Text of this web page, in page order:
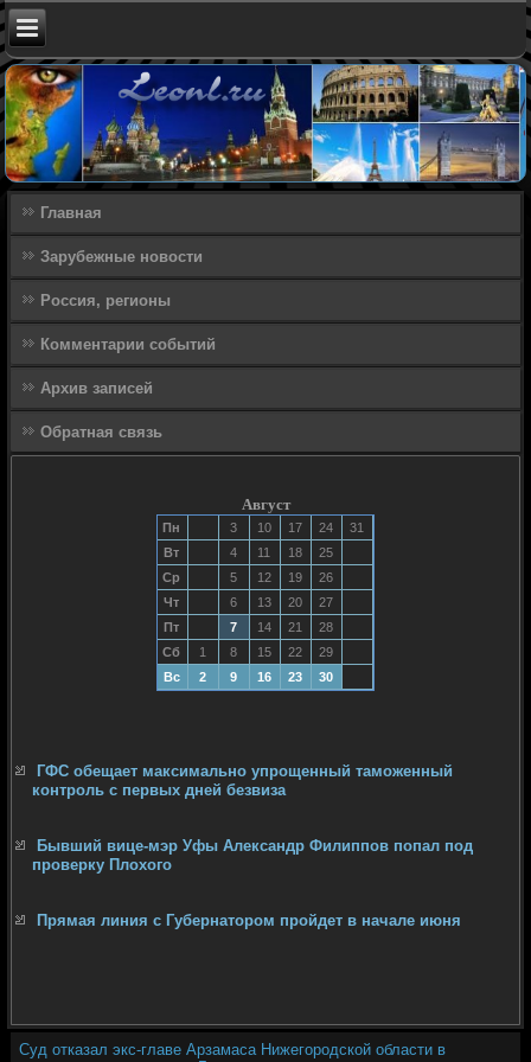
Главная
Зарубежные новости
Россия, регионы
Комментарии событий
Архив записей
Обратная связь
Август
Пн 3 10 17 24
31
Вт
4 11 18
25
Ср
5 12 19
26
Чт
6 13 20
27
Пт
7 14 21
28
Сб
1 8 15 22
29
Вс
2 9 16 23 30
ГФС обещает максимально упрощенный таможенный
контроль с первых дней безвиза
Бывший вице-мэр Уфы Александр Филиппов попал под
проверку Плохого
Прямая линия с Губернатором пройдет в начале июня
Суд отказал экс-главе Арзамаса Нижегородской области в